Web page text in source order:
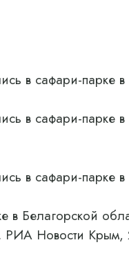
в сафари-парке
в сафари-
в сафари-парке
Белагорской
РИА Новости